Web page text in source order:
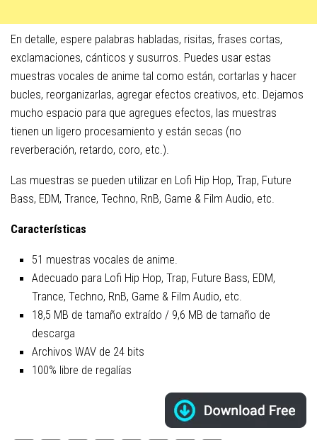
En detalle, espere palabras habladas, risitas, frases cortas,
exclamaciones, cánticos y susurros. Puedes usar estas
muestras vocales de anime tal como están, cortarlas y hacer
bucles, reorganizarlas, agregar efectos creativos, etc. Dejamos
mucho espacio para que agregues efectos, las muestras
tienen un ligero procesamiento y están secas (no
reverberación, retardo, coro, etc.).
Las muestras se pueden utilizar en Lofi Hip Hop, Trap, Future
Bass, EDM, Trance, Techno, RnB, Game & Film Audio, etc.
Características
51 muestras vocales de anime.
Adecuado para Lofi Hip Hop, Trap, Future Bass, EDM,
Trance, Techno, RnB, Game & Film Audio, etc.
18,5 MB de tamaño extraído / 9,6 MB de tamaño de
descarga
Archivos WAV de 24 bits
100% libre de regalías